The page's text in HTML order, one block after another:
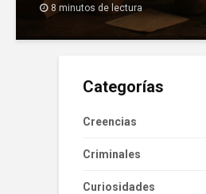
8 minutos de lectura
Categorías
Creencias
Criminales
Curiosidades